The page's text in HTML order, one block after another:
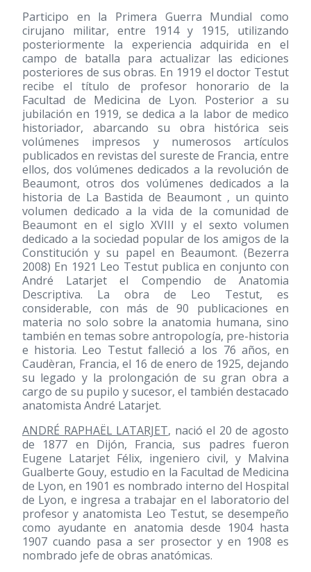
Participo en la Primera Guerra Mundial como
cirujano militar, entre 1914 y 1915, utilizando
posteriormente la experiencia adquirida en el
campo de batalla para actualizar las ediciones
posteriores de sus obras. En 1919 el doctor Testut
recibe el título de profesor honorario de la
Facultad de Medicina de Lyon. Posterior a su
jubilación en 1919, se dedica a la labor de medico
historiador, abarcando su obra histórica seis
volúmenes impresos y numerosos artículos
publicados en revistas del sureste de Francia, entre
ellos, dos volúmenes dedicados a la revolución de
Beaumont, otros dos volúmenes dedicados a la
historia de La Bastida de Beaumont , un quinto
volumen dedicado a la vida de la comunidad de
Beaumont en el siglo XVIII y el sexto volumen
dedicado a la sociedad popular de los amigos de la
Constitución y su papel en Beaumont. (Bezerra
2008) En 1921 Leo Testut publica en conjunto con
André Latarjet el Compendio de Anatomia
Descriptiva. La obra de Leo Testut, es
considerable, con más de 90 publicaciones en
materia no solo sobre la anatomia humana, sino
también en temas sobre antropología, pre-historia
e historia. Leo Testut falleció a los 76 años, en
Caudèran, Francia, el 16 de enero de 1925, dejando
su legado y la prolongación de su gran obra a
cargo de su pupilo y sucesor, el también destacado
anatomista André Latarjet.
ANDRÉ RAPHAËL LATARJET, nació el 20 de agosto
de 1877 en Dijón, Francia, sus padres fueron
Eugene Latarjet Félix, ingeniero civil, y Malvina
Gualberte Gouy, estudio en la Facultad de Medicina
de Lyon, en 1901 es nombrado interno del Hospital
de Lyon, e ingresa a trabajar en el laboratorio del
profesor y anatomista Leo Testut, se desempeño
como ayudante en anatomia desde 1904 hasta
1907 cuando pasa a ser prosector y en 1908 es
nombrado jefe de obras anatómicas.